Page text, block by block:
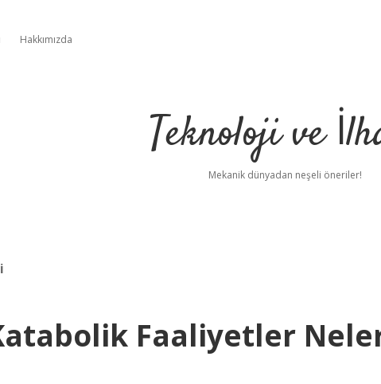
Hakkımızda
Teknoloji ve
Mekanik dünyadan neşeli öneriler!
Faaliyetler